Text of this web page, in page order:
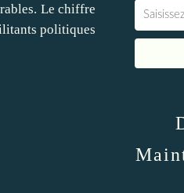
Le chiffre
politiques